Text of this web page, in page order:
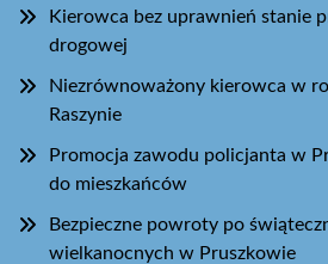
Kierowca bez uprawnień stanie
drogowej
Niezrównoważony kierowca w
Raszynie
Promocja zawodu policjanta w
do mieszkańców
Bezpieczne powroty po
wielkanocnych w Pruszkowie